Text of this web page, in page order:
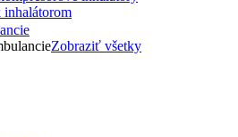
inhalátorom
Zobraziť všetky